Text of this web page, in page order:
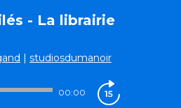
- La librairie
| studiosdumanoir
00:00